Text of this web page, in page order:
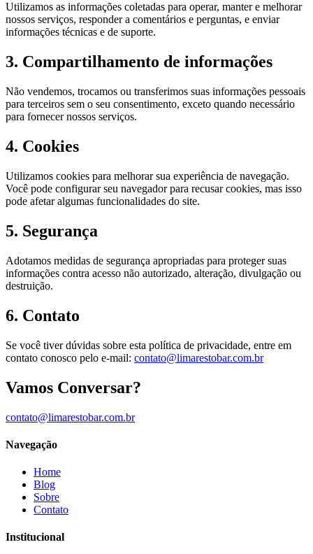
Utilizamos as informações coletadas para operar, manter e melhorar
nossos serviços, responder a comentários e perguntas, e enviar
informações técnicas e de suporte.
3. Compartilhamento de informações
Não vendemos, trocamos ou transferimos suas informações pessoais
para terceiros sem o seu consentimento, exceto quando necessário
para fornecer nossos serviços.
4. Cookies
Utilizamos cookies para melhorar sua experiência de navegação.
Você pode configurar seu navegador para recusar cookies, mas isso
pode afetar algumas funcionalidades do site.
5. Segurança
Adotamos medidas de segurança apropriadas para proteger suas
informações contra acesso não autorizado, alteração, divulgação ou
destruição.
6. Contato
Se você tiver dúvidas sobre esta política de privacidade, entre em
contato conosco pelo e-mail: contato@limarestobar.com.br
Vamos Conversar?
contato@limarestobar.com.br
Navegação
Home
Blog
Sobre
Contato
Institucional